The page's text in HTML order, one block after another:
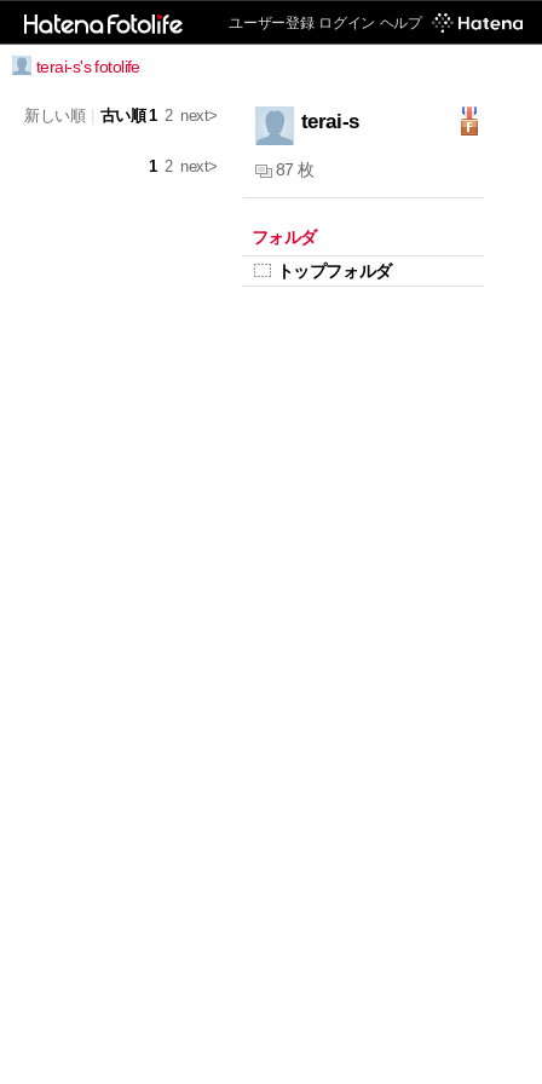
ユーザー登録 ログイン ヘルプ
terai-s's fotolife
1 2 next>
新しい順 古い順
1 2 next>
terai-s
87 枚
フォルダ
トップフォルダ